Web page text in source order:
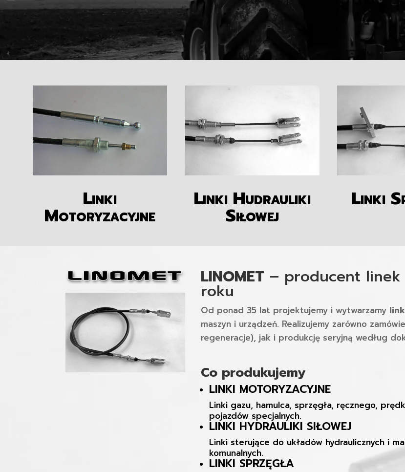
Linki
Motoryzacyjne
Linki Hudrauliki
Siłowej
Linki
LINOMET – producent linek
roku
Od ponad 35 lat projektujemy i wytwarzamy
maszyn i urządzeń. Realizujemy zarówno
regeneracje), jak i produkcję seryjną według
Co produkujemy
LINKI MOTORYZACYJNE
Linki gazu, hamulca, sprzęgła, ręcznego,
pojazdów specjalnych.
LINKI HYDRAULIKI SIŁOWEJ
Linki sterujące do układów hydraulicznych i
komunalnych.
LINKI SPRZĘGŁA